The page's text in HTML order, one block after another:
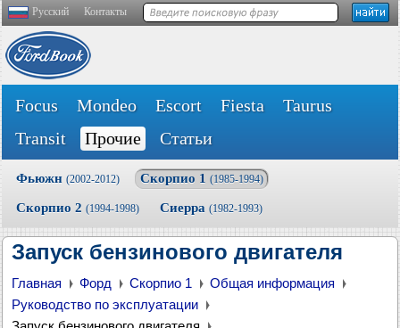
Русский Контакты
Focus Mondeo Escort Fiesta
Taurus
Transit
Прочие Статьи
Фьюжн (2002-2012) Скорпио 1 (1985-1994)
Скорпио 2 (1994-1998) Сиерра (1982-1993)
Запуск бензинового двигателя
Главная Форд Скорпио 1
Общая информация
Руководство по эксплуатации